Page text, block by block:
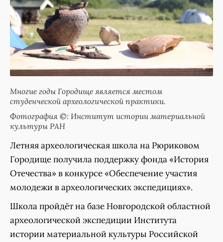
Многие годы Городище является местом
студенческой археологической практики.
Фотография ©: Институт истории материальной
культуры РАН
Летняя археологическая школа на Рюриковом
Городище получила поддержку фонда «История
Отечества» в конкурсе «Обеспечение участия
молодежи в археологических экспедициях».
Школа пройдёт на базе Новгородской областной
археологической экспедиции Института
истории материальной культуры Российской